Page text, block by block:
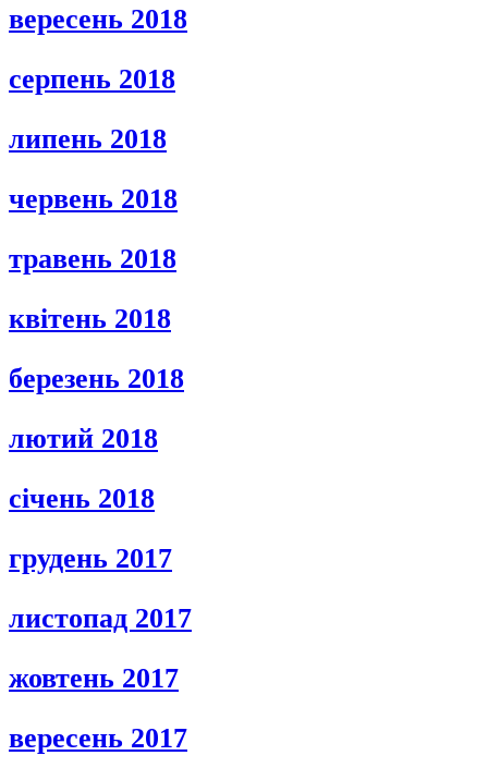
вересень 2018
серпень 2018
липень 2018
червень 2018
травень 2018
квітень 2018
березень 2018
лютий 2018
січень 2018
грудень 2017
листопад 2017
жовтень 2017
вересень 2017